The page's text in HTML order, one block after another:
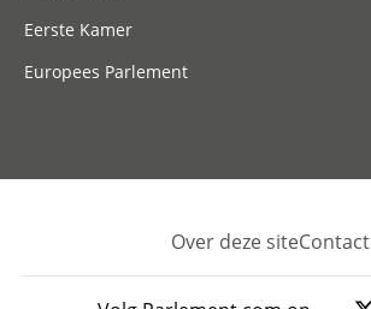
Eerste Kamer
Europees Parlement
Footer
Over deze siteContact